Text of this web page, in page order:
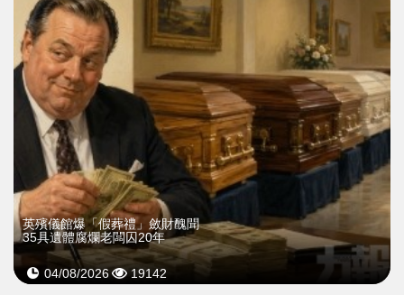
英殯儀館爆「假葬禮」斂財醜聞
35具遺體腐爛老闆囚20年
04/08/2026 19142